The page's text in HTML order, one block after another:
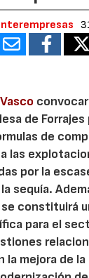
de
de
las
por la
sequía.
constituirá
para el
la mejora de